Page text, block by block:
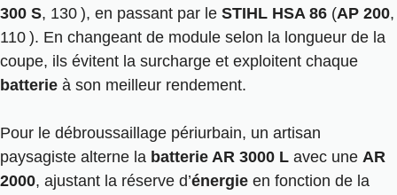
300 S, 130 ), en passant par le STIHL HSA 86 (AP 200,
110 ). En changeant de module selon la longueur de la
coupe, ils évitent la surcharge et exploitent chaque
batterie à son meilleur rendement.
Pour le débroussaillage périurbain, un artisan
paysagiste alterne la batterie AR 3000 L avec une AR
2000, ajustant la réserve d’énergie en fonction de la